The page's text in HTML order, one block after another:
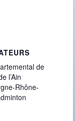
de
l’Ain
Rhône-